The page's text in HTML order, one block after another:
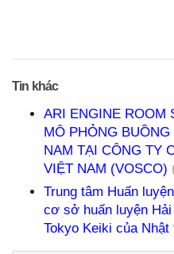
Tin khác
ARI ENGINE ROOM
MÔ PHỎNG
NAM TẠI CÔNG TY
VIỆT NAM (VOSCO)
Trung tâm Huấn
cơ sở huấn luyện
Tokyo Keiki của Nhật